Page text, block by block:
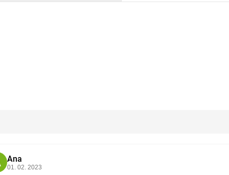
Ana
01. 02. 2023